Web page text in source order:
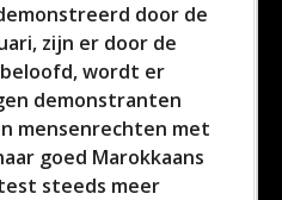
door de
zijn er door de
wordt er
demonstranten
mensenrechten met
goed Marokkaans
steeds meer